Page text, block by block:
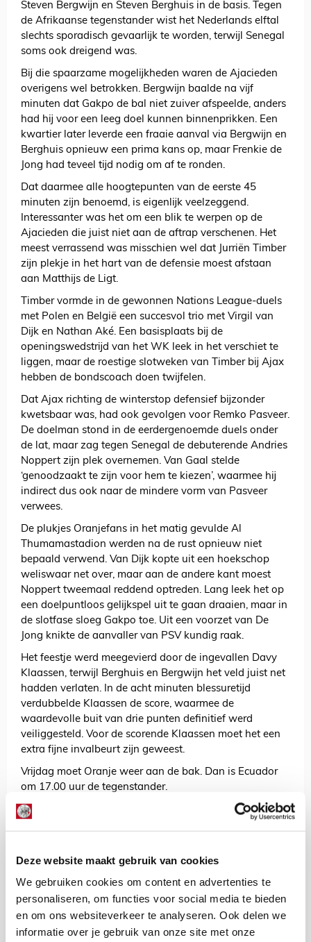
Deze website maakt gebruik van cookies
We gebruiken cookies om content en advertenties te
personaliseren, om functies voor social media te bieden
en om ons websiteverkeer te analyseren. Ook delen we
informatie over je gebruik van onze site met onze
Steven Bergwijn en Steven Berghuis in de basis. Tegen
de Afrikaanse tegenstander wist het Nederlands elftal
slechts sporadisch gevaarlijk te worden, terwijl Senegal
soms ook dreigend was.
Bij die spaarzame mogelijkheden waren de Ajacieden
overigens wel betrokken. Bergwijn baalde na vijf
minuten dat Gakpo de bal niet zuiver afspeelde, anders
had hij voor een leeg doel kunnen binnenprikken. Een
kwartier later leverde een fraaie aanval via Bergwijn en
Berghuis opnieuw een prima kans op, maar Frenkie de
Jong had teveel tijd nodig om af te ronden.
Dat daarmee alle hoogtepunten van de eerste 45
minuten zijn benoemd, is eigenlijk veelzeggend.
Interessanter was het om een blik te werpen op de
Ajacieden die juist niet aan de aftrap verschenen. Het
meest verrassend was misschien wel dat Jurriën Timber
zijn plekje in het hart van de defensie moest afstaan
aan Matthijs de Ligt.
Timber vormde in de gewonnen Nations League-duels
met Polen en België een succesvol trio met Virgil van
Dijk en Nathan Aké. Een basisplaats bij de
openingswedstrijd van het WK leek in het verschiet te
liggen, maar de roestige slotweken van Timber bij Ajax
hebben de bondscoach doen twijfelen.
Dat Ajax richting de winterstop defensief bijzonder
kwetsbaar was, had ook gevolgen voor Remko Pasveer.
De doelman stond in de eerdergenoemde duels onder
de lat, maar zag tegen Senegal de debuterende Andries
Noppert zijn plek overnemen. Van Gaal stelde
‘genoodzaakt te zijn voor hem te kiezen’, waarmee hij
indirect dus ook naar de mindere vorm van Pasveer
verwees.
De plukjes Oranjefans in het matig gevulde Al
Thumamastadion werden na de rust opnieuw niet
bepaald verwend. Van Dijk kopte uit een hoekschop
weliswaar net over, maar aan de andere kant moest
Noppert tweemaal reddend optreden. Lang leek het op
een doelpuntloos gelijkspel uit te gaan draaien, maar in
de slotfase sloeg Gakpo toe. Uit een voorzet van De
Jong knikte de aanvaller van PSV kundig raak.
Het feestje werd meegevierd door de ingevallen Davy
Klaassen, terwijl Berghuis en Bergwijn het veld juist net
hadden verlaten. In de acht minuten blessuretijd
verdubbelde Klaassen de score, waarmee de
waardevolle buit van drie punten definitief werd
veiliggesteld. Voor de scorende Klaassen moet het een
extra fijne invalbeurt zijn geweest.
Vrijdag moet Oranje weer aan de bak. Dan is Ecuador
om 17.00 uur de tegenstander.
De Redactie
Net binnen //